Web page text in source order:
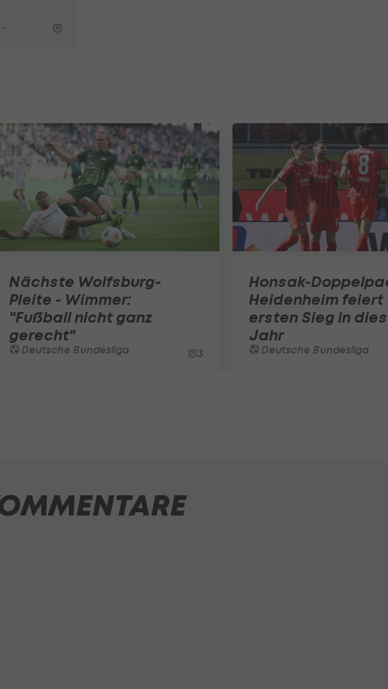
Nächste Wolfsburg-
Pleite - Wimmer:
"Fußball nicht ganz
gerecht"
Deutsche Bundesliga 3
Honsak-
Heidenheim feiert
ersten Sieg in
Jahr
Deutsche Bundesliga